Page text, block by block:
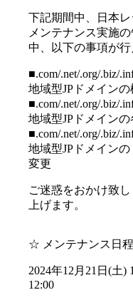
下記期間中、日本
メンテナンス実施
中、以下の事項が行
■.com/.net/.org/.biz/
地域型JPドメイン
■.com/.net/.org/.biz/
地域型JPドメイン
■.com/.net/.org/.biz/
地域型JPドメイン
変更
ご迷惑をおかけ致
上げます。
☆ メンテナンス日
2024年12月21日(土)
12:00